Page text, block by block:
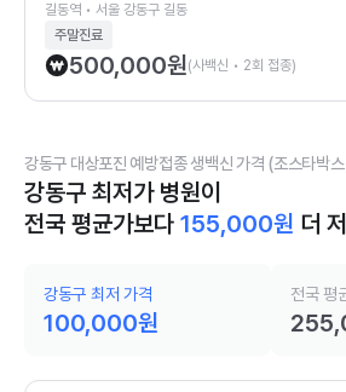
길동역 • 서울 강동구 길동
주말진료
500,000원(사백신 • 2회 접종)
강동구 대상포진 예방접종 생백신 가격 (조스타박
강동구 최저가 병원이
전국 평균가보다 155,000원 더
강동구 최저 가격
100,000원
전국 평